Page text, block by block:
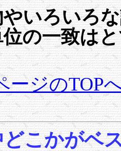
いろいろ
の一致は
ージのTOP
どこかがベ